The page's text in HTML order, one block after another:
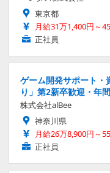
東京都
月給31万1,400円～
正社員
ゲーム開発サポート
り」第2新卒歓迎・年
株式会社alBee
神奈川県
月給26万8,900円～
正社員